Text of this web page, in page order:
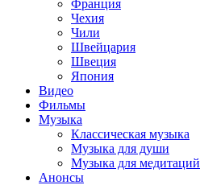
Франция
Чехия
Чили
Швейцария
Швеция
Япония
Видео
Фильмы
Музыка
Классическая музыка
Музыка для души
Музыка для медитаций
Анонсы